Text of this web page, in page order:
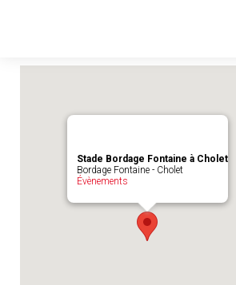
Stade Bordage Fontaine à Cholet
Bordage Fontaine - Cholet
Évènements